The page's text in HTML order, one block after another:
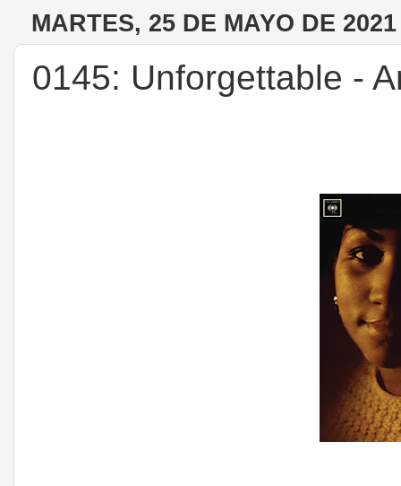
MARTES, 25 DE MAYO DE 2021
0145: Unforgettable -